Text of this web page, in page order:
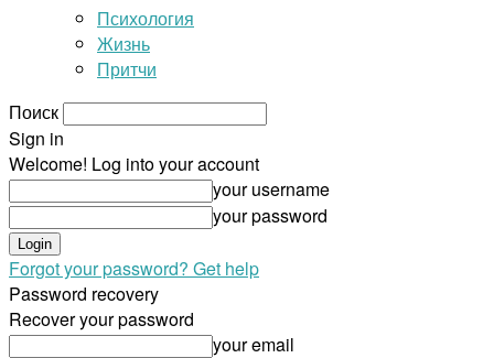
Психология
Жизнь
Притчи
Поиск
Sign in
Welcome! Log into your account
your username
your password
Forgot your password? Get help
Password recovery
Recover your password
your email